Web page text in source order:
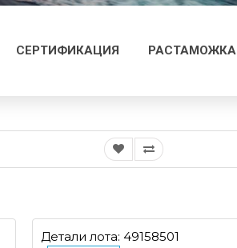
СЕРТИФИКАЦИЯ РАСТАМОЖКА
Детали лота: 49158501